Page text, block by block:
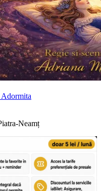
Adormita
Neamț